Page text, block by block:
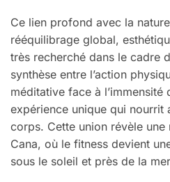
Ce lien profond avec la
rééquilibrage global,
très recherché dans le cadre
synthèse entre l’action
méditative face à l’immensité
expérience unique qui nourrit
corps. Cette union révèle une
Cana, où le fitness devient
sous le soleil et près de la